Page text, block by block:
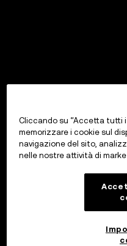
Cliccando su “Accetta tutti
memorizzare i cookie sul
navigazione del sito,
nelle nostre attività di